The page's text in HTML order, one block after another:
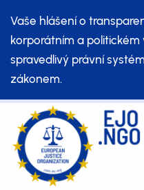
Vaše hlášení o
korporátním a
spravedlivý právní
zákonem.